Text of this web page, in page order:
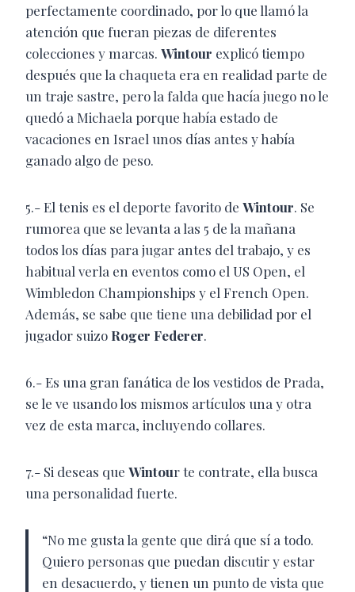
perfectamente coordinado, por lo que llamó la
atención que fueran piezas de diferentes
colecciones y marcas. Wintour explicó tiempo
después que la chaqueta era en realidad parte de
un traje sastre, pero la falda que hacía juego no le
quedó a Michaela porque había estado de
vacaciones en Israel unos días antes y había
ganado algo de peso.
5.- El tenis es el deporte favorito de Wintour. Se
rumorea que se levanta a las 5 de la mañana
todos los días para jugar antes del trabajo, y es
habitual verla en eventos como el US Open, el
Wimbledon Championships y el French Open.
Además, se sabe que tiene una debilidad por el
jugador suizo Roger Federer.
6.- Es una gran fanática de los vestidos de Prada,
se le ve usando los mismos artículos una y otra
vez de esta marca, incluyendo collares.
7.- Si deseas que Wintour te contrate, ella busca
una personalidad fuerte.
“No me gusta la gente que dirá que sí a todo.
Quiero personas que puedan discutir y estar
en desacuerdo, y tienen un punto de vista que